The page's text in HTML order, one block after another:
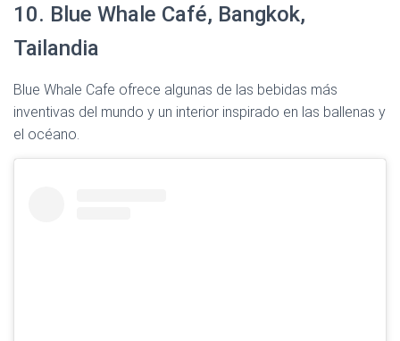
10. Blue Whale Café, Bangkok,
Tailandia
Blue Whale Cafe ofrece algunas de las bebidas más
inventivas del mundo y un interior inspirado en las ballenas y
el océano.